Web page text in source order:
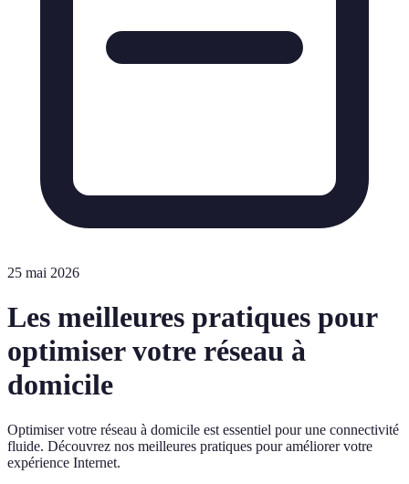
25 mai 2026
Les meilleures pratiques pour
optimiser votre réseau à
domicile
Optimiser votre réseau à domicile est essentiel pour une connectivité
fluide. Découvrez nos meilleures pratiques pour améliorer votre
expérience Internet.